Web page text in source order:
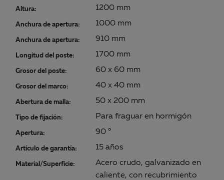
Altura: 1200 mm
Anchura de apertura: 1000 mm
Anchura de apertura: 910 mm
Longitud del poste: 1700 mm
Grosor del poste: 60 x 60 mm
Grosor del marco: 40 x 40 mm
Abertura de malla: 50 x 200 mm
Tipo de fijación: Para fraguar en hormigón
Apertura: 90 °
Artículo de garantía: 15 años
Material/Superficie:
Acero crudo, galvanizado en
caliente, con recubrimiento